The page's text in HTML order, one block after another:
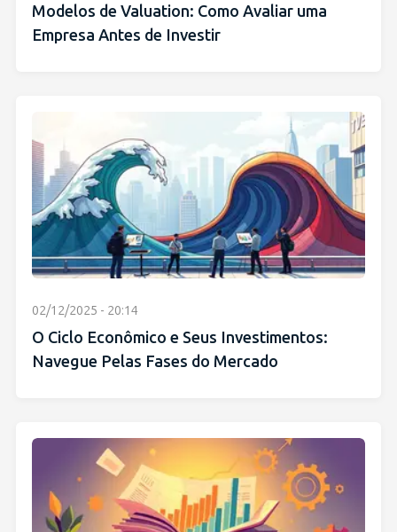
Modelos de Valuation: Como Avaliar uma
Empresa Antes de Investir
02/12/2025 - 20:14
O Ciclo Econômico e Seus Investimentos:
Navegue Pelas Fases do Mercado